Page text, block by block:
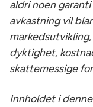
aldri noen
avkastning vil
dyktighet,
skattemessige
Innholdet i